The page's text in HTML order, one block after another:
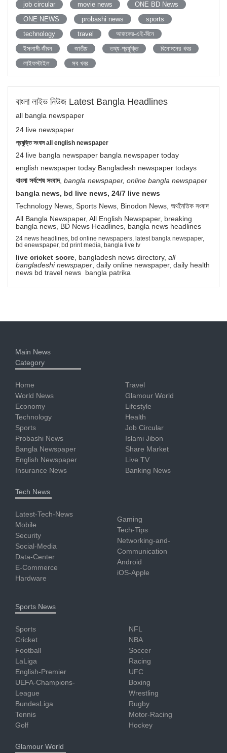
job circular
movie news
ONE BD News
ONE NEWS
probashi news
sports
technology
travel
আজকের-এই-দিনে
ইসলামী-জীবন
জাতীয় তথ্য-প্রযুক্তি
বিনোদনের খবর
লাইফস্টাইল
সব খবর
বাংলা লাইভ নিউজ Latest Bangla Headlines
all bangla newspaper
24 live newspaper
প্রযুক্তি সংবাদ all english newspaper
24 live bangla newspaper bangla newspaper today
english newspaper today Bangladesh newspaper todays
বাংলা সর্বশেষ সংবাদ, bangla newspaper, online bangla newspaper
bangla news, bd live news, 24/7 live news
Technology News, Sports News, Binodon News, অর্থনৈতিক সংবাদ
All Bangla Newspaper, All English Newspaper, breaking
bangla news, BD News Headlines, bangla news headlines
24 news headlines, bd online newspapers, latest bangla newspaper,
bd enewspaper, bd print media, bangla live tv
live cricket score , bangladesh news directory, all
bangladeshi newspaper , daily online newspaper, daily health
news bd travel news bangla patrika
Main News
Category
Home
World News
Economy
Technology
Sports
Probashi News
Bangla Newspaper
English Newspaper
Insurance News
Travel
Glamour World
Lifestyle
Health
Job Circular
Islami Jibon
Share Market
Live TV
Banking News
Tech News
Latest-Tech-News
Mobile
Security
Social-Media
Data-Center
E-Commerce
Hardware
Gaming
Tech-Tips
Networking-and-
Communication
Android
iOS-Apple
Sports News
Sports
Cricket
Football
LaLiga
English-Premier
UEFA-Champions-
League
BundesLiga
Tennis
Golf
NFL
NBA
Soccer
Racing
UFC
Boxing
Wrestling
Rugby
Motor-Racing
Hockey
Glamour World